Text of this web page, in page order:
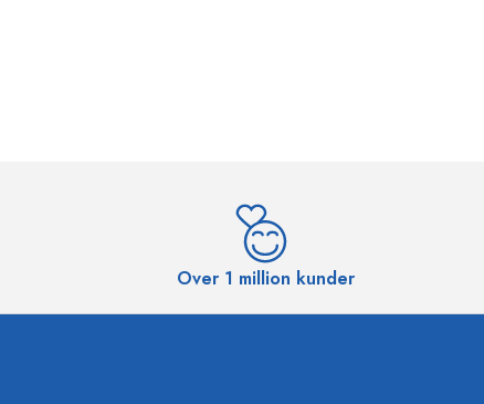
Over 1 million kunder